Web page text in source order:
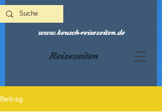
Reisezeiten
www.keusch-reisezeiten.de
Beitrag